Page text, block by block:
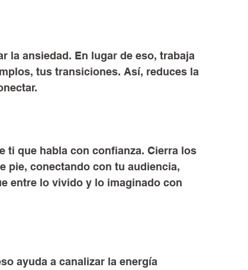
la ansiedad. En lugar de eso, trabaja
tus transiciones. Así, reduces la
ti que habla con confianza. Cierra los
pie, conectando con tu audiencia,
entre lo vivido y lo imaginado con
ayuda a canalizar la energía